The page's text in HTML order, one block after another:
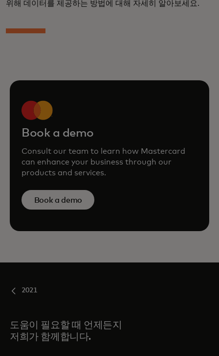
위해 데이터를 제공하는 방법에 대해 자세히 알아보세요.
Book a demo
Consult our team to learn how Mastercard
can enhance your business through our
products and services.
Book a demo
2021
도움이 필요할 때 언제든지
저희가 함께합니다.